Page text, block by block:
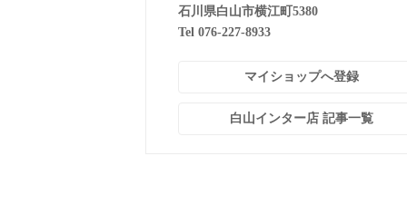
石川県白山市横江町5380
Tel 076-227-8933
マイショップへ登録
白山インター店 記事一覧